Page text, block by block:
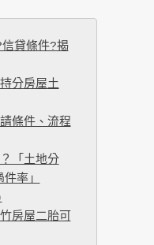
貸條件?揭
分房屋土
條件、流程
「土地分
率」
房屋二胎可